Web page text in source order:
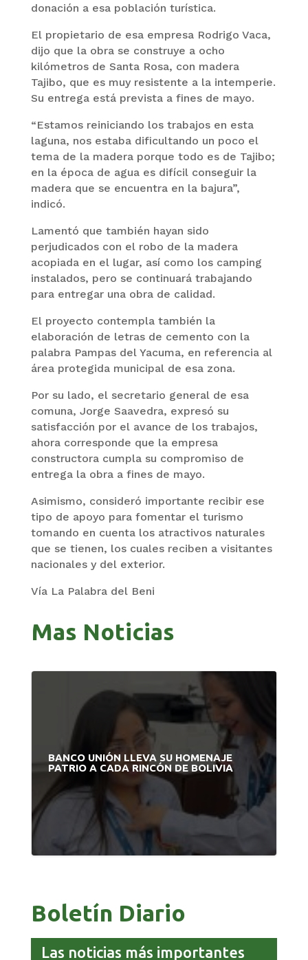
donación a esa población turística.
El propietario de esa empresa Rodrigo Vaca,
dijo que la obra se construye a ocho
kilómetros de Santa Rosa, con madera
Tajibo, que es muy resistente a la intemperie.
Su entrega está prevista a fines de mayo.
“Estamos reiniciando los trabajos en esta
laguna, nos estaba dificultando un poco el
tema de la madera porque todo es de Tajibo;
en la época de agua es difícil conseguir la
madera que se encuentra en la bajura”,
indicó.
Lamentó que también hayan sido
perjudicados con el robo de la madera
acopiada en el lugar, así como los camping
instalados, pero se continuará trabajando
para entregar una obra de calidad.
El proyecto contempla también la
elaboración de letras de cemento con la
palabra Pampas del Yacuma, en referencia al
área protegida municipal de esa zona.
Por su lado, el secretario general de esa
comuna, Jorge Saavedra, expresó su
satisfacción por el avance de los trabajos,
ahora corresponde que la empresa
constructora cumpla su compromiso de
entrega la obra a fines de mayo.
Asimismo, consideró importante recibir ese
tipo de apoyo para fomentar el turismo
tomando en cuenta los atractivos naturales
que se tienen, los cuales reciben a visitantes
nacionales y del exterior.
Vía La Palabra del Beni
Mas Noticias
BANCO UNIÓN LLEVA SU HOMENAJE
PATRIO A CADA RINCÓN DE BOLIVIA
Boletín Diario
Las noticias más importantes